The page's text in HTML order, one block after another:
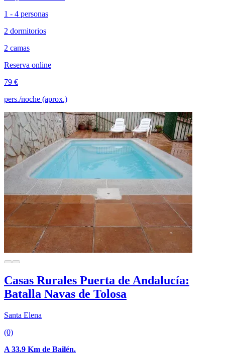
1 - 4 personas
2 dormitorios
2 camas
Reserva online
79 €
pers./noche (aprox.)
Casas Rurales Puerta de Andalucía:
Batalla Navas de Tolosa
Santa Elena
(0)
A 33.9 Km de Bailén.